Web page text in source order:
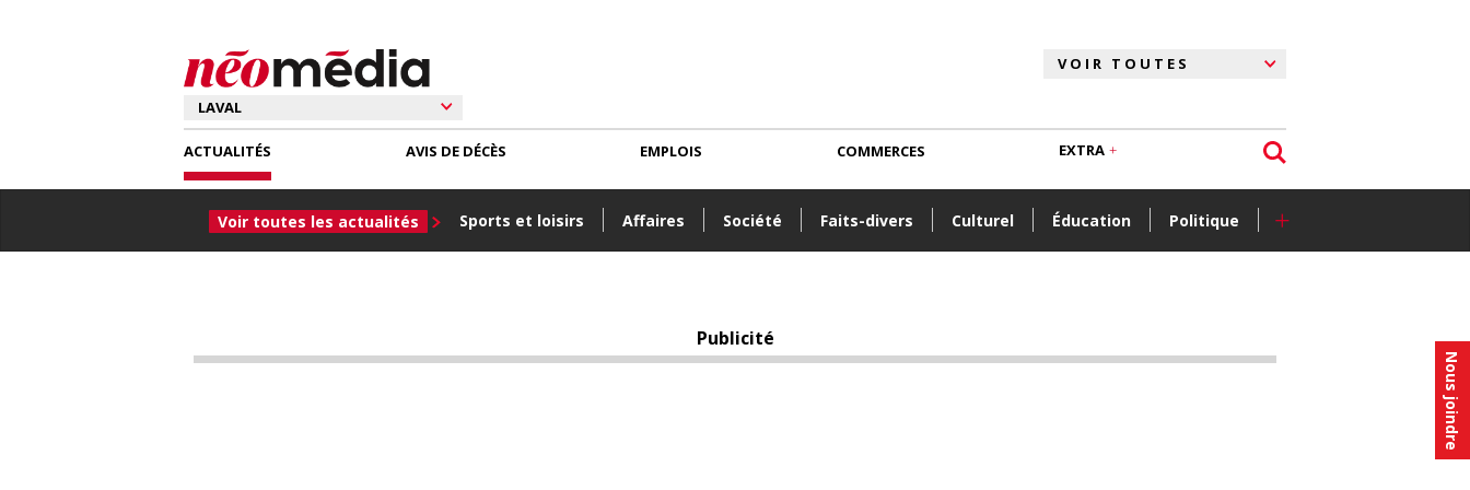
Nous joindre
ACTUALITÉS
Voir toutes les actualités Sports et loisirs Affaires Société Faits-divers Culturel Éducation Politique +
AVIS DE DÉCÈS EMPLOIS COMMERCES EXTRA
Publicité